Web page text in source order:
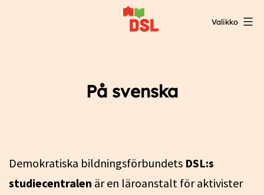
Valikko
På svenska
Demokratiska bildningsförbundets DSL:s
studiecentralen är en läroanstalt för aktivister